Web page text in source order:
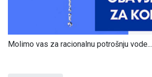
Molimo vas za racionalnu potrošnju vode...